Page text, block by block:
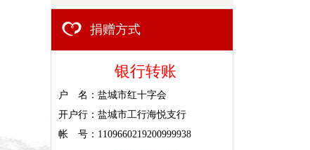
捐赠方式
银行转账
户 名：盐城市红十字会
开户行：盐城市工行海悦支行
帐 号：1109660219200999938